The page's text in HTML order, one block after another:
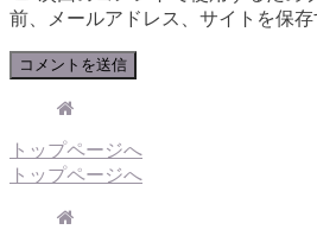
前、メールアドレス、サイトを保存
トップページへ
トップページへ